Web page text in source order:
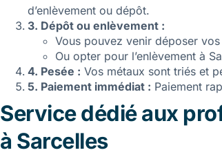
d’enlèvement ou dépôt.
3. Dépôt ou enlèvement :
Vous pouvez venir déposer
Ou opter pour l’enlèvement à
4. Pesée : Vos métaux sont triés et
5. Paiement immédiat : Paiement
Service dédié aux
à Sarcelles